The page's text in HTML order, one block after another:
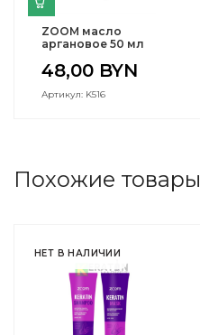
ZOOM масло
аргановое 50 мл
48,00 BYN
Артикул: K516
Похожие товары
НЕТ В НАЛИЧИИ